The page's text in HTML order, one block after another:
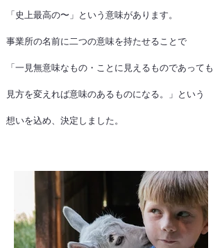
​「史上最高の〜」という意味があります。
事業所の名前に二つの意味を持たせることで
「一見無意味なもの・ことに見えるものであっても
見方を変えれば意味のあるものになる。」という
​想いを込め、決定しました。